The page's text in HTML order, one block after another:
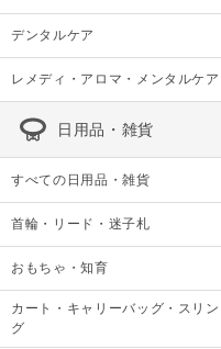
デンタルケア
レメディ・アロマ・メンタルケア
日用品・雑貨
すべての日用品・雑貨
首輪・リード・迷子札
おもちゃ・知育
カート・キャリーバッグ・スリン
グ